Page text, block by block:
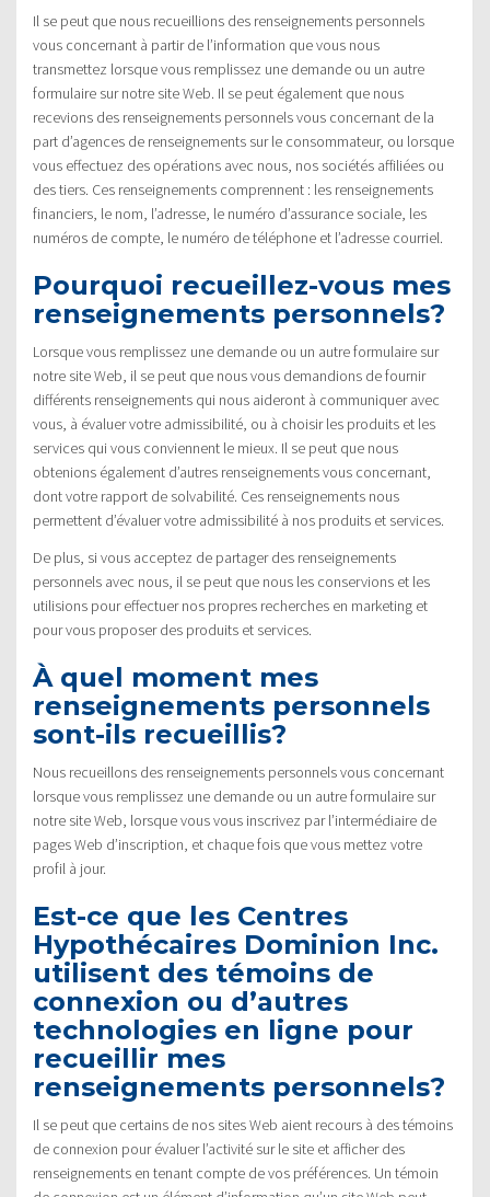
Il se peut que nous recueillions des renseignements personnels
vous concernant à partir de l’information que vous nous
transmettez lorsque vous remplissez une demande ou un autre
formulaire sur notre site Web. Il se peut également que nous
recevions des renseignements personnels vous concernant de la
part d’agences de renseignements sur le consommateur, ou lorsque
vous effectuez des opérations avec nous, nos sociétés affiliées ou
des tiers. Ces renseignements comprennent : les renseignements
financiers, le nom, l’adresse, le numéro d’assurance sociale, les
numéros de compte, le numéro de téléphone et l’adresse courriel.
Pourquoi recueillez-vous mes
renseignements personnels?
Lorsque vous remplissez une demande ou un autre formulaire sur
notre site Web, il se peut que nous vous demandions de fournir
différents renseignements qui nous aideront à communiquer avec
vous, à évaluer votre admissibilité, ou à choisir les produits et les
services qui vous conviennent le mieux. Il se peut que nous
obtenions également d’autres renseignements vous concernant,
dont votre rapport de solvabilité. Ces renseignements nous
permettent d’évaluer votre admissibilité à nos produits et services.
De plus, si vous acceptez de partager des renseignements
personnels avec nous, il se peut que nous les conservions et les
utilisions pour effectuer nos propres recherches en marketing et
pour vous proposer des produits et services.
À quel moment mes
renseignements personnels
sont-ils recueillis?
Nous recueillons des renseignements personnels vous concernant
lorsque vous remplissez une demande ou un autre formulaire sur
notre site Web, lorsque vous vous inscrivez par l’intermédiaire de
pages Web d’inscription, et chaque fois que vous mettez votre
profil à jour.
Est-ce que les Centres
Hypothécaires Dominion Inc.
utilisent des témoins de
connexion ou d’autres
technologies en ligne pour
recueillir mes
renseignements personnels?
Il se peut que certains de nos sites Web aient recours à des témoins
de connexion pour évaluer l’activité sur le site et afficher des
renseignements en tenant compte de vos préférences. Un témoin